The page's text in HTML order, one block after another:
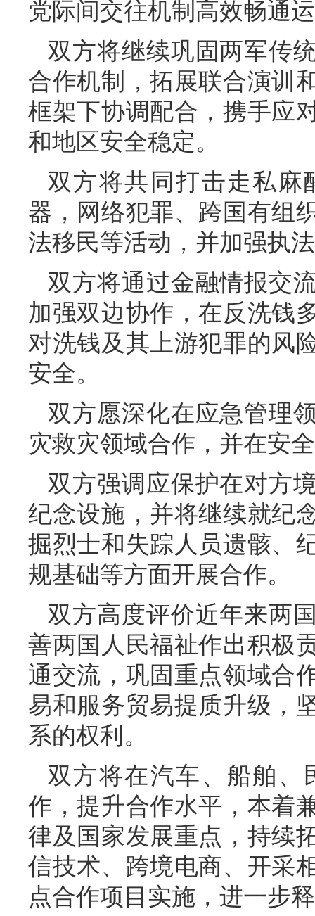
党际间交往机制高效畅通
双方将继续巩固两军传
合作机制，拓展联合演训
框架下协调配合，携手应
和地区安全稳定。
双方将共同打击走私麻
器，网络犯罪、跨国有组
法移民等活动，并加强执
双方将通过金融情报交
加强双边协作，在反洗钱
对洗钱及其上游犯罪的风
安全。
双方愿深化在应急管理
灾救灾领域合作，并在安
双方强调应保护在对方
纪念设施，并将继续就纪
掘烈士和失踪人员遗骸、
规基础等方面开展合作。
双方高度评价近年来两
善两国人民福祉作出积极
通交流，巩固重点领域合
易和服务贸易提质升级，
系的权利。
双方将在汽车、船舶、
作，提升合作水平，本着
律及国家发展重点，持续
信技术、跨境电商、开采
点合作项目实施，进一步